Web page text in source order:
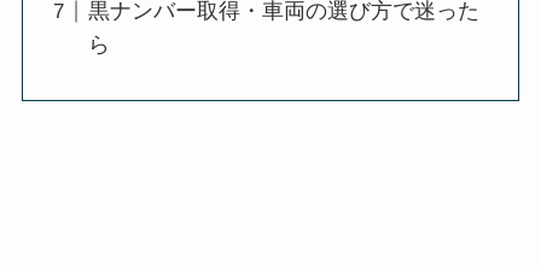
黒ナンバー取得・車両の選び方で迷った
ら